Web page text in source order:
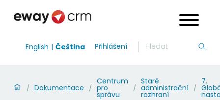
English Čeština Přihlášení
/ Dokumentace /
Centrum
pro
správu
/
Staré
administrační
rozhraní
/
7.